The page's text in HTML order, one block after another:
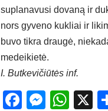
suplanavusi dovaną ir
nors gyveno kukliai ir
buvo tikra draugė,
medeikietė.
I. Butkevičiūtės inf.
Facebook
X